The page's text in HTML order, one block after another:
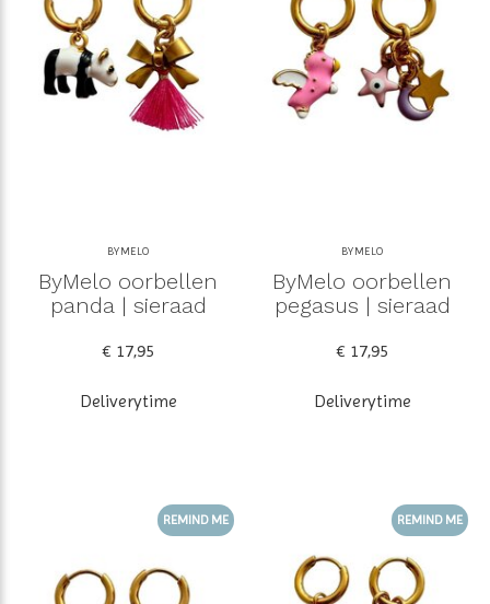
BYMELO
ByMelo oorbellen
panda | sieraad
€ 17,95
Deliverytime
BYMELO
ByMelo oorbellen
pegasus | sieraad
€ 17,95
Deliverytime
REMIND ME REMIND ME